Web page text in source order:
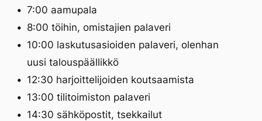
7:00 aamupala
8:00 töihin, omistajien palaveri
10:00 laskutusasioiden palaveri, olenhan
uusi talouspäällikkö
12:30 harjoittelijoiden koutsaamista
13:00 tilitoimiston palaveri
14:30 sähköpostit, tsekkailut